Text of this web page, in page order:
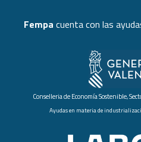
Fempa cuenta con las
Conselleria de Economía Sostenible,
Ayudas en materia de